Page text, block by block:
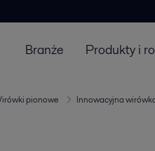
Branże Produkty i
pionowe Innowacyjna